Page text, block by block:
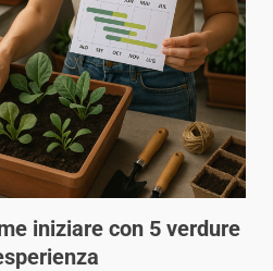
iniziare con 5 verdure